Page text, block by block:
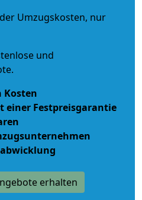
Umzugskosten, nur
und
Kosten
einer Festpreisgarantie
erhalten